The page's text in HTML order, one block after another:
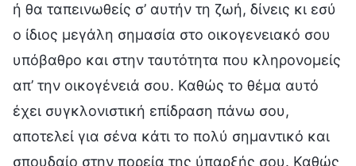
ή θα ταπεινωθείς σ’ αυτήν τη ζωή, δίνεις κι εσύ
ο ίδιος μεγάλη σημασία στο οικογενειακό σου
υπόβαθρο και στην ταυτότητα που κληρονομείς
απ’ την οικογένειά σου. Καθώς το θέμα αυτό
έχει συγκλονιστική επίδραση πάνω σου,
αποτελεί για σένα κάτι το πολύ σημαντικό και
σπουδαίο στην πορεία της ύπαρξής σου. Καθώς